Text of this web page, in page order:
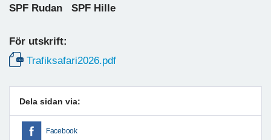
SPF Rudan SPF Hille
För utskrift:
Trafiksafari2026.pdf
Dela sidan via:
Facebook